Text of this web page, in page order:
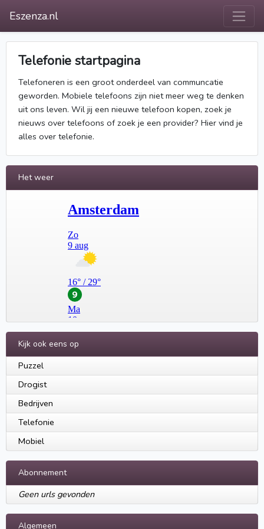
Eszenza.nl
Telefonie startpagina
Telefoneren is een groot onderdeel van communcatie
geworden. Mobiele telefoons zijn niet meer weg te denken
uit ons leven. Wil jij een nieuwe telefoon kopen, zoek je
nieuws over telefoons of zoek je een provider? Hier vind je
alles over telefonie.
Het weer
Kijk ook eens op
Puzzel
Drogist
Bedrijven
Telefonie
Mobiel
Abonnement
Geen urls gevonden
Algemeen